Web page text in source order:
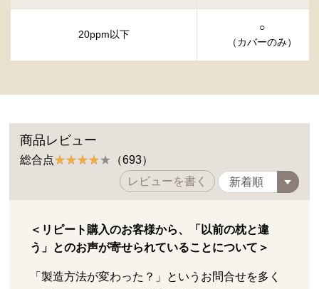
20ppm以下
○
（カバーのみ）
商品レビュー
総合点
（693）
レビューを書く
＜リピート購入のお客様から、「以前の枕と違
う」とのお声が寄せられていることについて＞
「製造方法が変わった？」というお問合せを多く